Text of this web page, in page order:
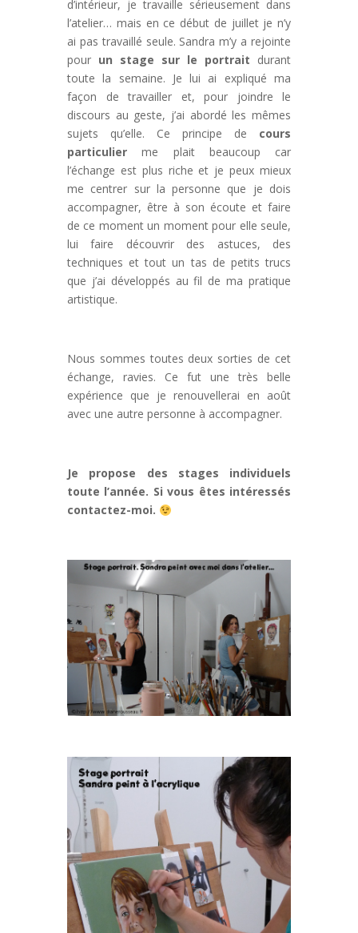
d’intérieur, je travaille sérieusement dans
l’atelier… mais en ce début de juillet je n’y
ai pas travaillé seule. Sandra m’y a rejointe
pour un stage sur le portrait durant
toute la semaine. Je lui ai expliqué ma
façon de travailler et, pour joindre le
discours au geste, j’ai abordé les mêmes
sujets qu’elle. Ce principe de cours
particulier me plait beaucoup car
l’échange est plus riche et je peux mieux
me centrer sur la personne que je dois
accompagner, être à son écoute et faire
de ce moment un moment pour elle seule,
lui faire découvrir des astuces, des
techniques et tout un tas de petits trucs
que j’ai développés au fil de ma pratique
artistique.
Nous sommes toutes deux sorties de cet
échange, ravies. Ce fut une très belle
expérience que je renouvellerai en août
avec une autre personne à accompagner.
Je propose des stages individuels
toute l’année. Si vous êtes intéressés
contactez-moi.